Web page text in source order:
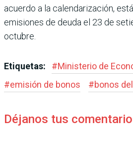
acuerdo a la calendarización,
emisiones de deuda el 23 de
octubre.
Etiquetas: #Ministerio de
#emisión de bonos #bonos
Déjanos tus